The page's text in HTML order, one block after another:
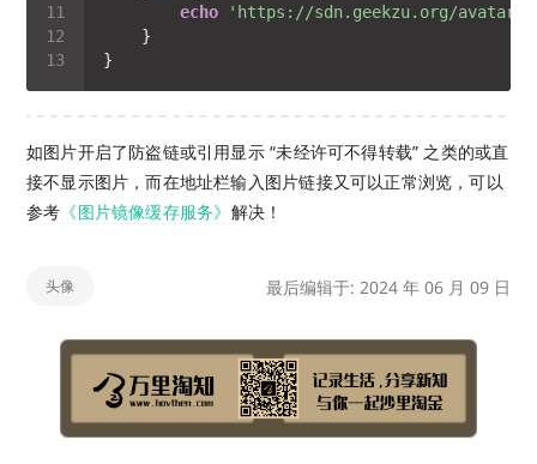
echo
'https://sdn.geekzu.org/avatar/'
如图片开启了防盗链或引用显示 “未经许可不得转载” 之类的或直
接不显示图片，而在地址栏输入图片链接又可以正常浏览，可以
参考 《图片镜像缓存服务》 解决！
头像 最后编辑于: 2024 年 06 月 09 日